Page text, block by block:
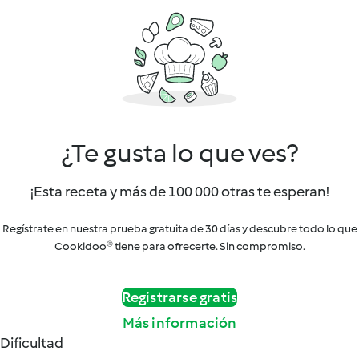
¿Te gusta lo que ves?
¡Esta receta y más de 100 000 otras te esperan!
Regístrate en nuestra prueba gratuita de 30 días y descubre todo lo que
Cookidoo® tiene para ofrecerte. Sin compromiso.
Registrarse gratis
Más información
Dificultad